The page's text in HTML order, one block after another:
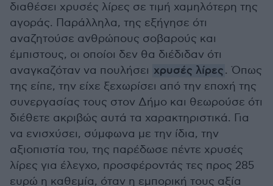
διαθέσει χρυσές λίρες σε τιμή χαμηλότερη της
αγοράς. Παράλληλα, της εξήγησε ότι
αναζητούσε ανθρώπους σοβαρούς και
έμπιστους, οι οποίοι δεν θα διέδιδαν ότι
αναγκαζόταν να πουλήσει χρυσές λίρες. Όπως
της είπε, την είχε ξεχωρίσει από την εποχή της
συνεργασίας τους στον Δήμο και θεωρούσε ότι
διέθετε ακριβώς αυτά τα χαρακτηριστικά. Για
να ενισχύσει, σύμφωνα με την ίδια, την
αξιοπιστία του, της παρέδωσε πέντε χρυσές
λίρες για έλεγχο, προσφέροντάς τες προς 285
ευρώ η καθεμία, όταν η εμπορική τους αξία